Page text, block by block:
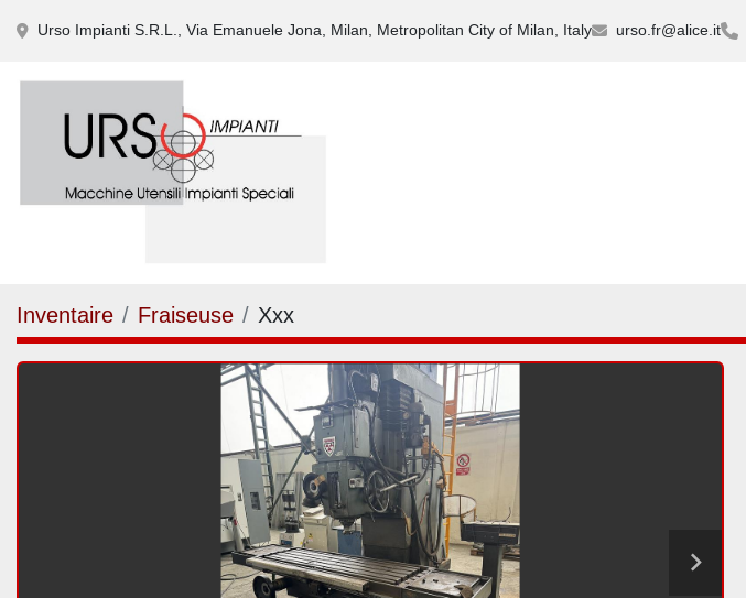
Urso Impianti S.R.L., Via Emanuele Jona, Milan, Metropolitan City of Milan, Italy urso.fr@alice.it
Inventaire Fraiseuse Xxx